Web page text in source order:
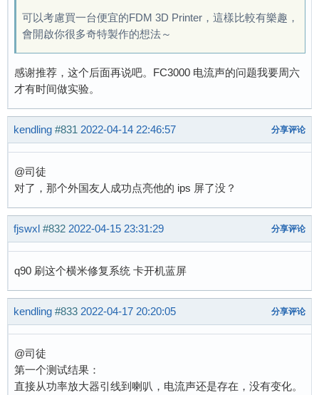
可以考慮買一台便宜的FDM 3D Printer，這樣比較有樂趣，
會開啟你很多奇特製作的想法～
感谢推荐，这个后面再说吧。FC3000 电流声的问题我要周六
才有时间做实验。
kendling #831 2022-04-14 22:46:57 分享评论
@司徒
对了，那个外国友人成功点亮他的 ips 屏了没？
fjswxl #832 2022-04-15 23:31:29 分享评论
q90 刷这个横米修复系统 卡开机蓝屏
kendling #833 2022-04-17 20:20:05 分享评论
@司徒
第一个测试结果：
直接从功率放大器引线到喇叭，电流声还是存在，没有变化。